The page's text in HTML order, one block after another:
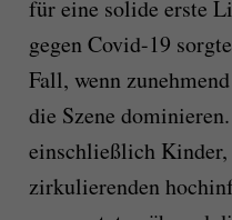
für eine solide erste
gegen Covid-19
Fall, wenn
die Szene
einschließlich Kinder,
zirkulierenden